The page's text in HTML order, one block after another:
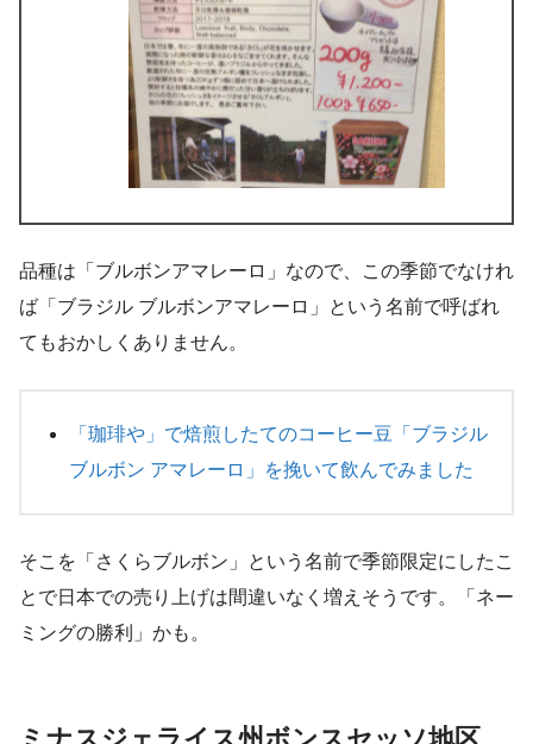
品種は「ブルボンアマレーロ」なので、この季節でなけれ
ば「ブラジル ブルボンアマレーロ」という名前で呼ばれ
てもおかしくありません。
「珈琲や」で焙煎したてのコーヒー豆「ブラジル
ブルボン アマレーロ」を挽いて飲んでみました
そこを「さくらブルボン」という名前で季節限定にしたこ
とで日本での売り上げは間違いなく増えそうです。「ネー
ミングの勝利」かも。